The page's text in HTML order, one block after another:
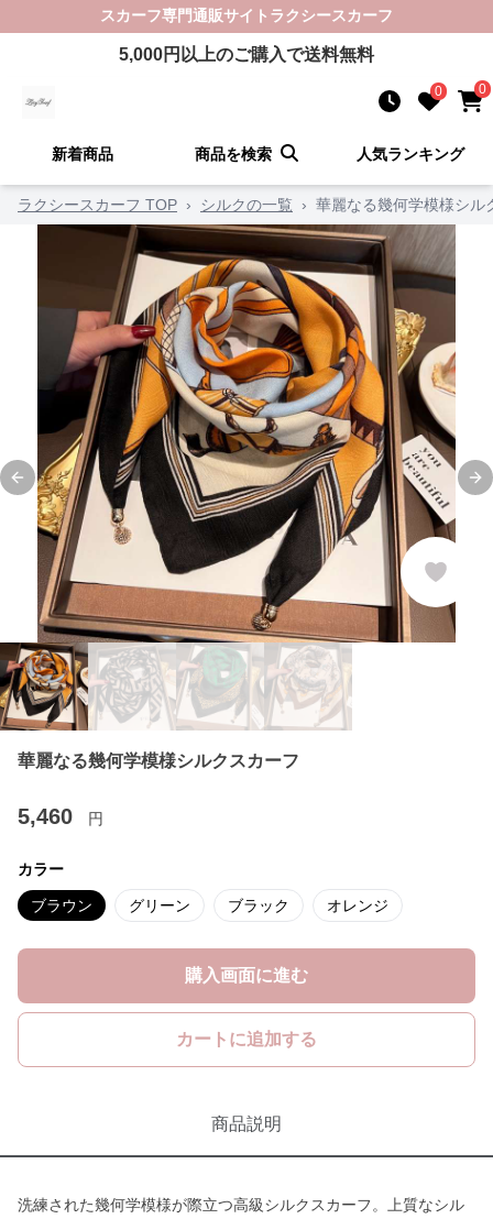
スカーフ専門通販サイト ラクシースカーフ
5,000円以上のご購入で送料無料
0 0
新着商品 商品を検索 人気ランキング
ラクシースカーフ TOP › シルクの一覧 › 華麗なる幾何学模様シル
Previous slide
華麗なる幾何学模様シルクスカーフ
5,460 円
カラー
ブラウン グリーン ブラック オレンジ
購入画面に進む
カートに追加する
商品説明
洗練された幾何学模様が際立つ高級シルクスカーフ。上質なシル